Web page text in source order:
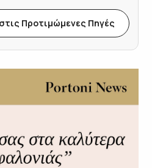
Προτιμώμενες Πηγές